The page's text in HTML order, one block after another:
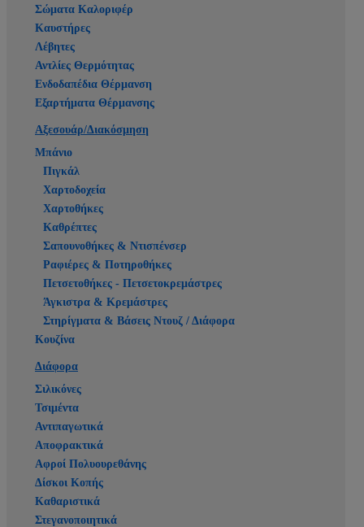
Σώματα Καλοριφέρ
Καυστήρες
Λέβητες
Αντλίες Θερμότητας
Ενδοδαπέδια Θέρμανση
Εξαρτήματα Θέρμανσης
Αξεσουάρ/Διακόσμηση
Μπάνιο
Πιγκάλ
Χαρτοδοχεία
Χαρτοθήκες
Καθρέπτες
Σαπουνοθήκες & Ντισπένσερ
Ραφιέρες & Ποτηροθήκες
Πετσετοθήκες - Πετσετοκρεμάστρες
Άγκιστρα & Κρεμάστρες
Στηρίγματα & Βάσεις Ντουζ / Διάφορα
Κουζίνα
Διάφορα
Σιλικόνες
Τσιμέντα
Αντιπαγωτικά
Αποφρακτικά
Αφροί Πολυουρεθάνης
Δίσκοι Κοπής
Καθαριστικά
Στεγανοποιητικά